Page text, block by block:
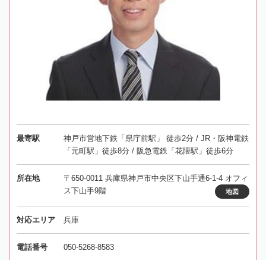
最寄駅
神戸市営地下鉄「県庁前駅」 徒歩2分 / JR・阪神電鉄
「元町駅」徒歩8分 / 阪急電鉄「花隈駅」徒歩6分
所在地
〒650-0011 兵庫県神戸市中央区下山手通6-1-4 オフィ
ス下山手9階
地図
対応エリア 兵庫
電話番号 050-5268-8583